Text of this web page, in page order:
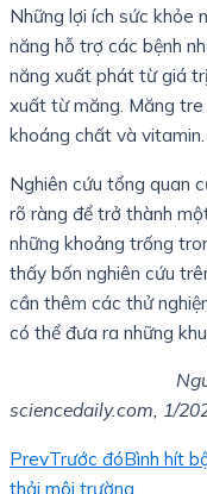
Những lợi ích sức khỏe
năng hỗ trợ các bệnh
năng xuất phát từ giá
xuất từ măng. Măng
khoáng chất và vitamin.
Nghiên cứu tổng quan
rõ ràng để trở thành
những khoảng trống
thấy bốn nghiên cứu
cần thêm các thử
có thể đưa ra những
Nguồn:
sciencedaily.com, 1/
PrevTrước đóBình hít
thải môi trường